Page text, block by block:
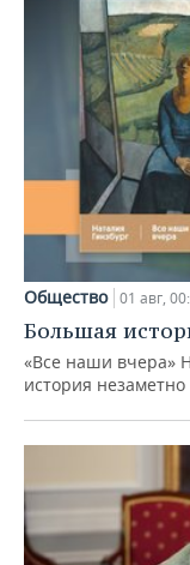
Общество 01 авг,
Большая
«Все наши вчера»
история